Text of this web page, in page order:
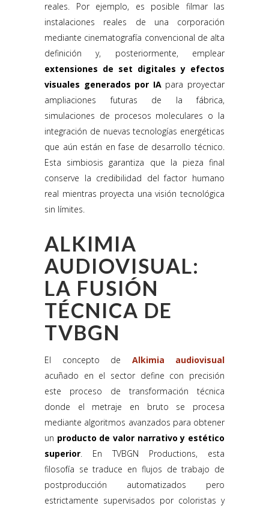
reales. Por ejemplo, es posible filmar las
instalaciones reales de una corporación
mediante cinematografía convencional de alta
definición y, posteriormente, emplear
extensiones de set digitales y efectos
visuales generados por IApara proyectar
ampliaciones futuras de la fábrica,
simulaciones de procesos moleculares o la
integración de nuevas tecnologías energéticas
que aún están en fase de desarrollo técnico.
Esta simbiosis garantiza que la pieza final
conserve la credibilidad del factor humano
real mientras proyecta una visión tecnológica
sin límites.
ALKIMIA
AUDIOVISUAL:
LA FUSIÓN
TÉCNICA DE
TVBGN
El concepto de Alkimia audiovisual
acuñado en el sector define con precisión
este proceso de transformación técnica
donde el metraje en bruto se procesa
mediante algoritmos avanzados para obtener
un producto de valor narrativo y estético
superior. En TVBGN Productions, esta
filosofía se traduce en flujos de trabajo de
postproducción automatizados pero
estrictamente supervisados por coloristas y